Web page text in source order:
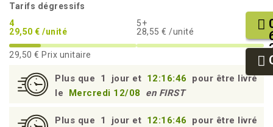
Tarifs dégressifs
4
29,50 € /unité
5+
28,55 € /unité
29,50 € Prix unitaire
Plus que 1 jour et 12:16:46
pour être livré
le
Mercredi 12/08 en FIRST
Plus que 1 jour et 12:16:46
pour être livré